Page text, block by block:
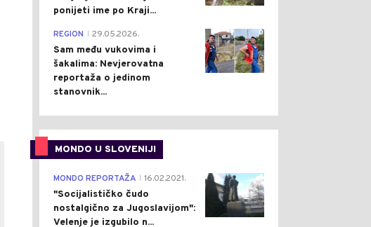
ponijeti ime po Kraji...
0
REGION 29.05.2026.
Sam među vukovima i
šakalima: Nevjerovatna
reportaža o jedinom
stanovnik...
MONDO U SLOVENIJI
4
MONDO REPORTAŽA 16.02.2021.
"Socijalističko čudo
nostalgično za Jugoslavijom":
Velenje je izgubilo n...